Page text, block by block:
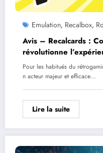
Emulation, Recalbox,
Avis – Recalcards :
révolutionne
Pour les habitués du
n acteur majeur et efficace…
Lire la suite